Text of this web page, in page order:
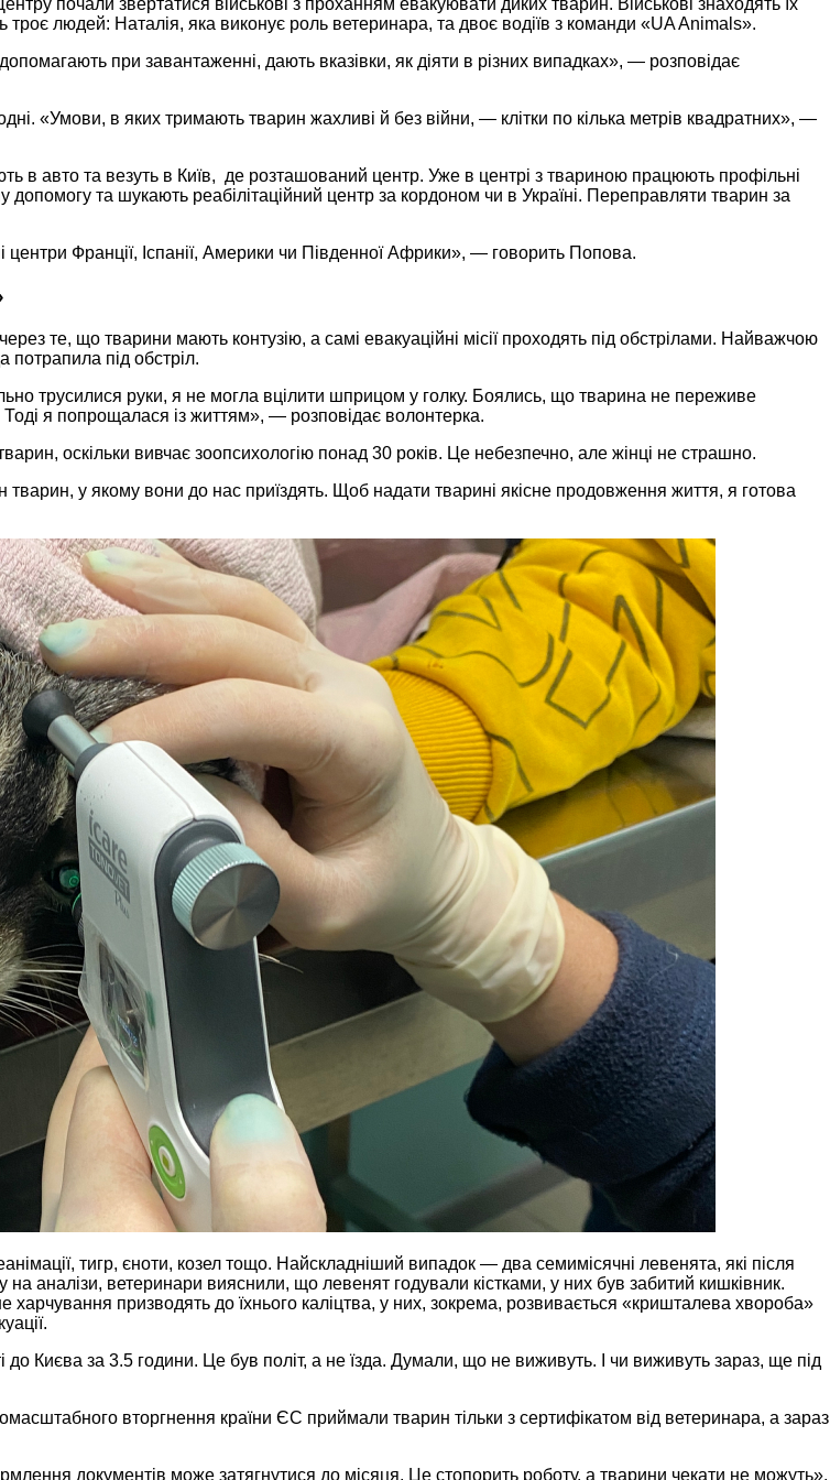
почали звертатися військові з проханням евакуювати диких тварин. Військові знаходять їх
людей: Наталія, яка виконує роль ветеринара, та двоє водіїв з команди «UA Animals».
при завантаженні, дають вказівки, як діяти в різних випадках», — розповідає
«Умови, в яких тримають тварин жахливі й без війни, — клітки по кілька метрів квадратних», —
в авто та везуть в Київ, де розташований центр. Уже в центрі з твариною працюють профільні
допомогу та шукають реабілітаційний центр за кордоном чи в Україні. Переправляти тварин за
Франції, Іспанії, Америки чи Південної Африки», — говорить Попова.
те, що тварини мають контузію, а самі евакуаційні місії проходять під обстрілами. Найважчою
потрапила під обстріл.
трусилися руки, я не могла вцілити шприцом у голку. Боялись, що тварина не переживе
я попрощалася із життям», — розповідає волонтерка.
оскільки вивчає зоопсихологію понад 30 років. Це небезпечно, але жінці не страшно.
у якому вони до нас приїздять. Щоб надати тварині якісне продовження життя, я готова
тигр, єноти, козел тощо. Найскладніший випадок — два семимісячні левенята, які після
аналізи, ветеринари вияснили, що левенят годували кістками, у них був забитий кишківник.
призводять до їхнього каліцтва, у них, зокрема, розвивається «кришталева хвороба»
Києва за 3.5 години. Це був політ, а не їзда. Думали, що не виживуть. І чи виживуть зараз, ще під
вторгнення країни ЄС приймали тварин тільки з сертифікатом від ветеринара, а зараз
документів може затягнутися до місяця. Це стопорить роботу, а тварини чекати не можуть»,